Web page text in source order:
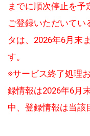
までに順次停止を予
ご登録いただいてい
タは、2026年6月末
す。
※サービス終了処理
録情報は2026年6月
中、登録情報は当該